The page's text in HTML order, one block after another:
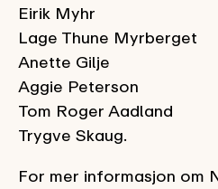
Eirik Myhr
Lage Thune Myrberget
Anette Gilje
Aggie Peterson
Tom Roger Aadland
Trygve Skaug.
For mer informasjon om